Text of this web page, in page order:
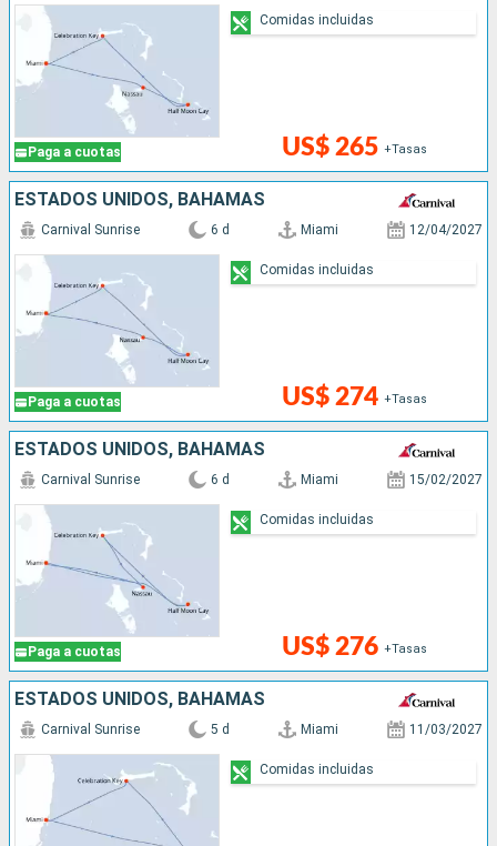
Paga a cuotas US$ 265 +Tasas
Comidas incluidas
ESTADOS UNIDOS, BAHAMAS
Paga a cuotas
Carnival Sunrise 6 d Miami 12/04/2027
US$ 274 +Tasas
Comidas incluidas
ESTADOS UNIDOS, BAHAMAS
Paga a cuotas
Carnival Sunrise 6 d Miami 15/02/2027
US$ 276 +Tasas
Comidas incluidas
ESTADOS UNIDOS, BAHAMAS
Carnival Sunrise 5 d Miami 11/03/2027
Comidas incluidas